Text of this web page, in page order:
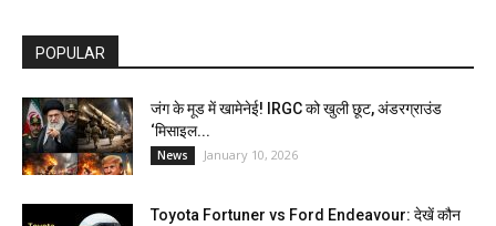
POPULAR
जंग के मूड में खामेनेई! IRGC को खुली छूट, अंडरग्राउंड
‘मिसाइल...
News January 10, 2026
Toyota Fortuner vs Ford Endeavour: देखें कौन